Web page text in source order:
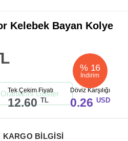
Kelebek Bayan Kolye
% 16
İndirim
Tek Çekim Fiyatı
12.60 TL
Döviz Karşılığı
0.26 USD
Göster
KARGO BİLGİSİ